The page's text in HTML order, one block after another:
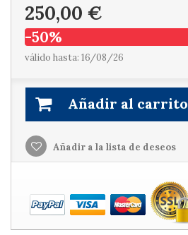
250,00 €
-50%
válido hasta: 16/08/26
Añadir al carrito
Añadir a la lista de deseos